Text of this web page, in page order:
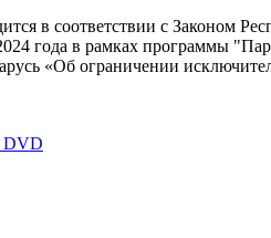
в соответствии с Законом
года в рамках программы
«Об ограничении
DVD